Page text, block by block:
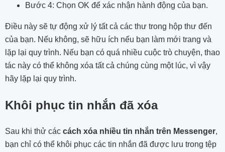
Bước 4: Chọn OK để xác nhận hành động của bạn.
Điều này sẽ tự động xử lý tất cả các thư trong hộp thư đến
của bạn. Nếu không, sẽ hữu ích nếu bạn làm mới trang và
lặp lại quy trình. Nếu bạn có quá nhiều cuộc trò chuyện, thao
tác này có thể không xóa tất cả chúng cùng một lúc, vì vậy
hãy lặp lại quy trình.
Khôi phục tin nhắn đã xóa
Sau khi thử các cách xóa nhiều tin nhắn trên Messenger,
bạn chỉ có thể khôi phục các tin nhắn đã được lưu trong tệp